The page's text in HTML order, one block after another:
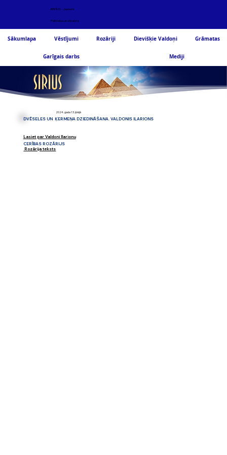
Palīdzība un atbalsts
ARHĪVS - Jaunumi
2024. gada 13. jūnijā
DVĒSELES UN ĶERMEŅA DZIEDINĀŠANA. VALDONIS ILARIONS
Lasiet par Valdoni Ilarionu
CERĪBAS ROZĀRIJS
Rozārija teksts
Sākumlapa Vēstījumi Rozāriji Dievišķie Valdoņi Grāmatas
Garīgais darbs Mediji